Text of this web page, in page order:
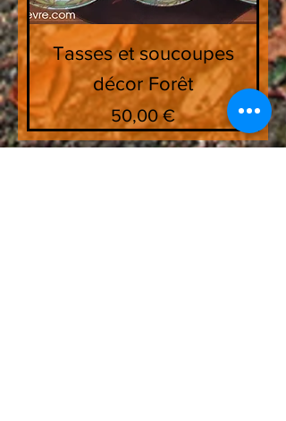
Tasses et soucoupes
décor Forêt
Prix
50,00 €